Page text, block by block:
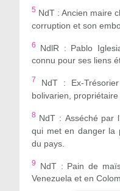
5 NdT : Ancien maire
corruption et son
6
NdlR : Pablo
connu pour ses liens
7
NdT : Ex-
bolivarien,
8NdT : Asséché par
qui met en danger la
du pays.
9
NdT : Pain de
Venezuela et en